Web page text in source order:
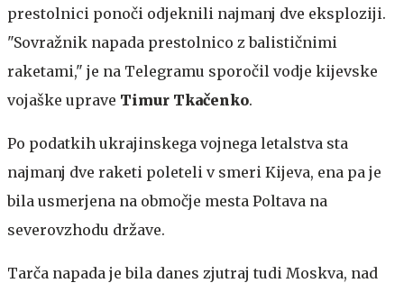
prestolnici ponoči odjeknili najmanj dve eksploziji.
"Sovražnik napada prestolnico z balističnimi
raketami," je na Telegramu sporočil vodje kijevske
vojaške uprave Timur Tkačenko.
Po podatkih ukrajinskega vojnega letalstva sta
najmanj dve raketi poleteli v smeri Kijeva, ena pa je
bila usmerjena na območje mesta Poltava na
severovzhodu države.
Tarča napada je bila danes zjutraj tudi Moskva, nad